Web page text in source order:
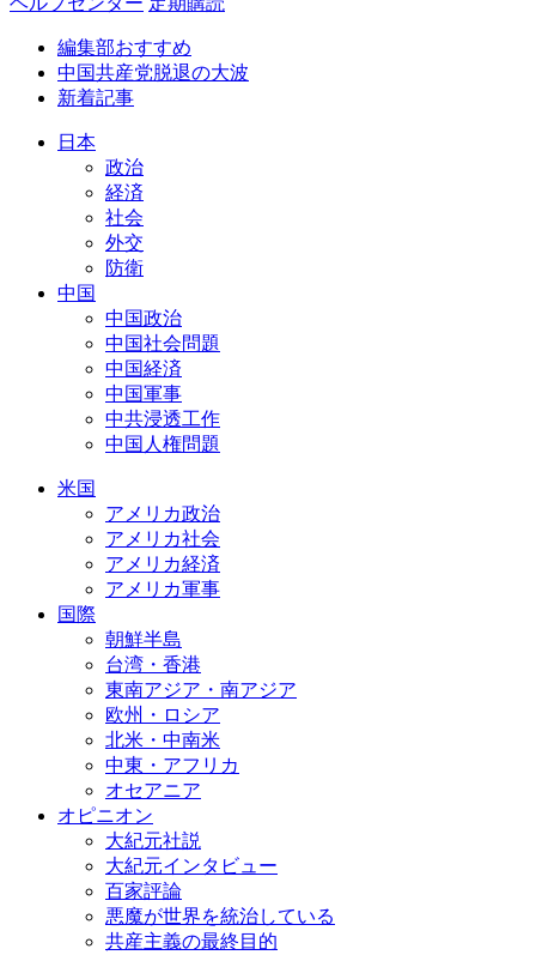
編集部おすすめ
中国共産党脱退の大波
新着記事
日本
政治
経済
社会
外交
防衛
中国
中国政治
中国社会問題
中国経済
中国軍事
中共浸透工作
中国人権問題
米国
アメリカ政治
アメリカ社会
アメリカ経済
アメリカ軍事
国際
朝鮮半島
台湾・香港
東南アジア・南アジア
欧州・ロシア
北米・中南米
中東・アフリカ
オセアニア
オピニオン
大紀元社説
大紀元インタビュー
百家評論
悪魔が世界を統治している
共産主義の最終目的